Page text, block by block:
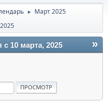
► Март 2025
»
с 10 марта, 2025